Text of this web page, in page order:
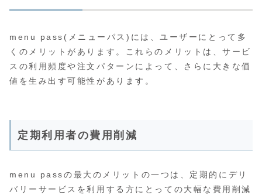
menu pass(メニューパス)には、ユーザーにとって多
くのメリットがあります。これらのメリットは、サービ
スの利用頻度や注文パターンによって、さらに大きな価
値を生み出す可能性があります。
定期利用者の費用削減
menu passの最大のメリットの一つは、定期的にデリ
バリーサービスを利用する方にとっての大幅な費用削減